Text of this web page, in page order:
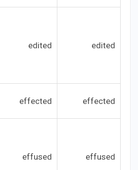
edited
edited
effected
effected
effused
effused